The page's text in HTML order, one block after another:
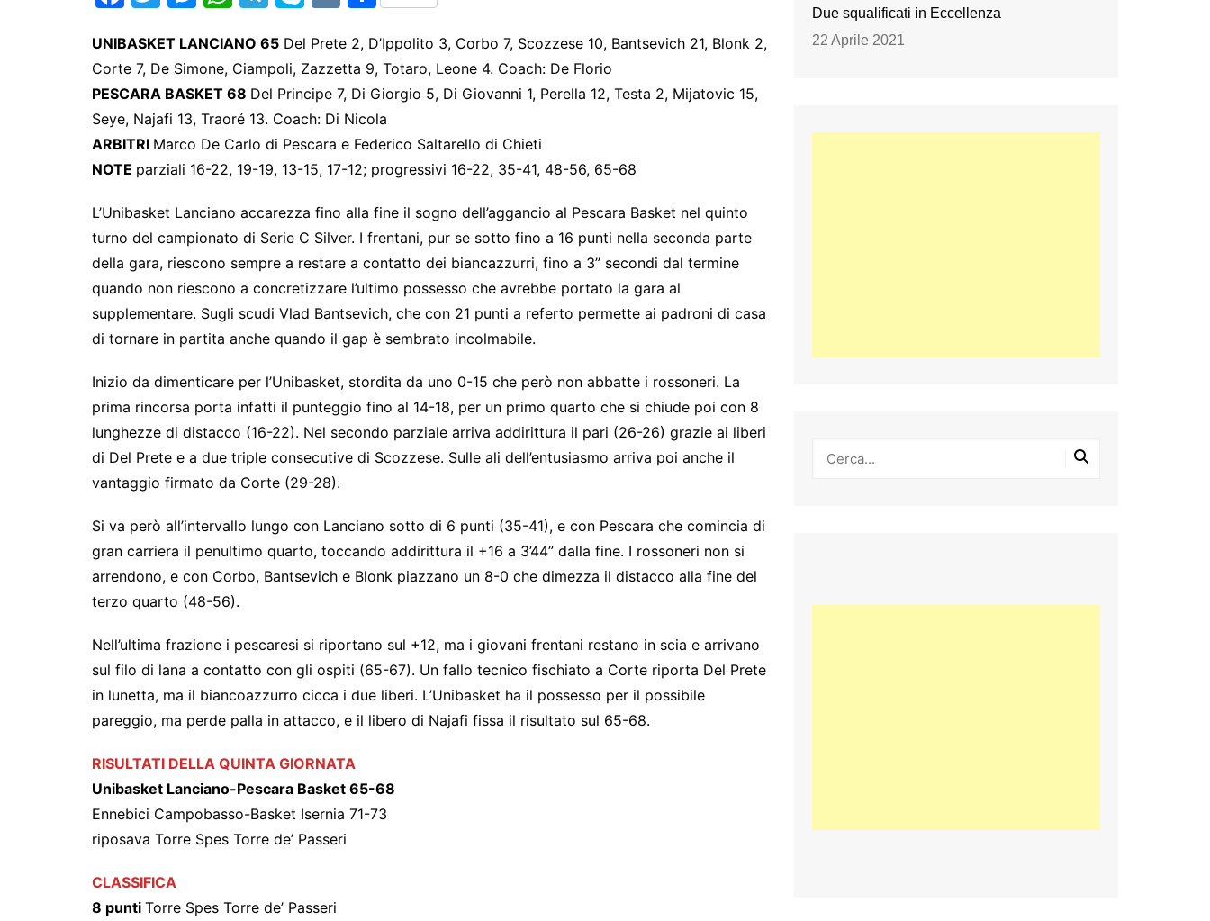
c
e
b
o
o
itt
er
s
s
e
n
g
at
s
A
p
p
e
gr
a
m
y
p
e
ar
e
UNIBASKET LANCIANO 65 Del Prete 2, D’Ippolito 3, Corbo 7, Scozzese 10, Bantsevich 21, Blonk 2,
Corte 7, De Simone, Ciampoli, Zazzetta 9, Totaro, Leone 4. Coach: De Florio
PESCARA BASKET 68 Del Principe 7, Di Giorgio 5, Di Giovanni 1, Perella 12, Testa 2, Mijatovic 15,
Seye, Najafi 13, Traoré 13. Coach: Di Nicola
ARBITRI Marco De Carlo di Pescara e Federico Saltarello di Chieti
NOTE parziali 16-22, 19-19, 13-15, 17-12; progressivi 16-22, 35-41, 48-56, 65-68
L’Unibasket Lanciano accarezza fino alla fine il sogno dell’aggancio al Pescara Basket nel quinto
turno del campionato di Serie C Silver. I frentani, pur se sotto fino a 16 punti nella seconda parte
della gara, riescono sempre a restare a contatto dei biancazzurri, fino a 3” secondi dal termine
quando non riescono a concretizzare l’ultimo possesso che avrebbe portato la gara al
supplementare. Sugli scudi Vlad Bantsevich, che con 21 punti a referto permette ai padroni di casa
di tornare in partita anche quando il gap è sembrato incolmabile.
Inizio da dimenticare per l’Unibasket, stordita da uno 0-15 che però non abbatte i rossoneri. La
prima rincorsa porta infatti il punteggio fino al 14-18, per un primo quarto che si chiude poi con 8
lunghezze di distacco (16-22). Nel secondo parziale arriva addirittura il pari (26-26) grazie ai liberi
di Del Prete e a due triple consecutive di Scozzese. Sulle ali dell’entusiasmo arriva poi anche il
vantaggio firmato da Corte (29-28).
Si va però all’intervallo lungo con Lanciano sotto di 6 punti (35-41), e con Pescara che comincia di
gran carriera il penultimo quarto, toccando addirittura il +16 a 3’44” dalla fine. I rossoneri non si
arrendono, e con Corbo, Bantsevich e Blonk piazzano un 8-0 che dimezza il distacco alla fine del
terzo quarto (48-56).
Nell’ultima frazione i pescaresi si riportano sul +12, ma i giovani frentani restano in scia e arrivano
sul filo di lana a contatto con gli ospiti (65-67). Un fallo tecnico fischiato a Corte riporta Del Prete
in lunetta, ma il biancoazzurro cicca i due liberi. L’Unibasket ha il possesso per il possibile
pareggio, ma perde palla in attacco, e il libero di Najafi fissa il risultato sul 65-68.
RISULTATI DELLA QUINTA GIORNATA
Unibasket Lanciano-Pescara Basket 65-68
Ennebici Campobasso-Basket Isernia 71-73
riposava Torre Spes Torre de’ Passeri
CLASSIFICA
8 punti Torre Spes Torre de’ Passeri
Due squalificati in Eccellenza
22 Aprile 2021